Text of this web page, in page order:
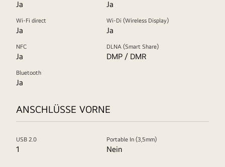
Ja Ja
Wi-Fi direct
Ja
Wi-Di (Wireless Display)
Ja
NFC
Ja
DLNA (Smart Share)
DMP / DMR
Bluetooth
Ja
ANSCHLÜSSE VORNE
USB 2.0
1
Portable In (3,5mm)
Nein